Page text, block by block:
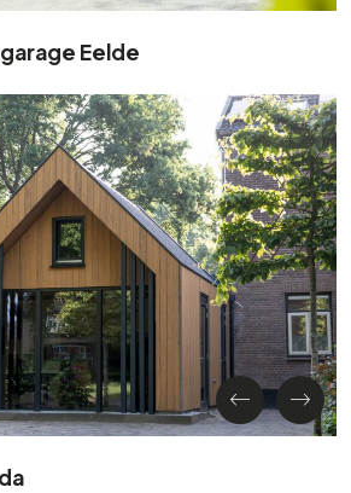
Eelde